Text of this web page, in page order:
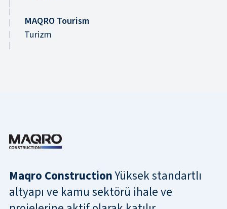
MAQRO Tourism
Turizm
Maqro ConstructionYüksek standartlı
altyapı ve kamu sektörü ihale ve